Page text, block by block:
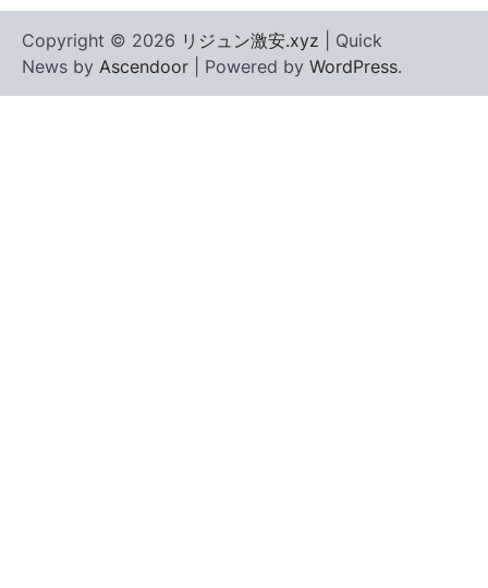
Copyright © 2026 リジュン激安.xyz | Quick
News by Ascendoor | Powered by WordPress.